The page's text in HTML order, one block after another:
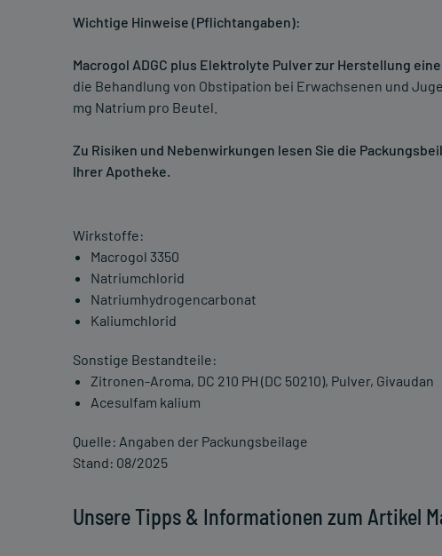
Wichtige Hinweise (Pflichtangaben):
Macrogol ADGC plus Elektrolyte Pulver zur Herstellung
die Behandlung von Obstipation bei Erwachsenen und
mg Natrium pro Beutel.
Zu Risiken und Nebenwirkungen lesen Sie die
Ihrer Apotheke.
Wirkstoffe:
Macrogol 3350
Natriumchlorid
Natriumhydrogencarbonat
Kaliumchlorid
Sonstige Bestandteile:
Zitronen-Aroma, DC 210 PH (DC 50210), Pulver, Givaudan
Acesulfam kalium
Quelle: Angaben der Packungsbeilage
Stand: 08/2025
Unsere Tipps & Informationen zum Artikel